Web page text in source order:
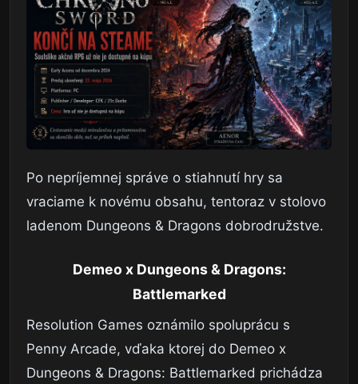
Po nepríjemnej správe o stiahnutí hry sa
vraciame k novému obsahu, tentoraz v stolovo
ladenom Dungeons & Dragons dobrodružstve.
Demeo x Dungeons & Dragons:
Battlemarked
Resolution Games oznámilo spoluprácu s
Penny Arcade, vďaka ktorej do Demeo x
Dungeons & Dragons: Battlemarked prichádza